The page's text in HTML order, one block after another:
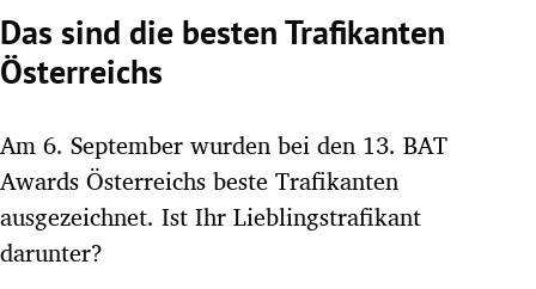
Untermenü
Untermenü
Das sind die besten Trafikanten
Österreichs
Am 6. September wurden bei den 13. BAT
Awards Österreichs beste Trafikanten
ausgezeichnet. Ist Ihr Lieblingstrafikant
darunter?